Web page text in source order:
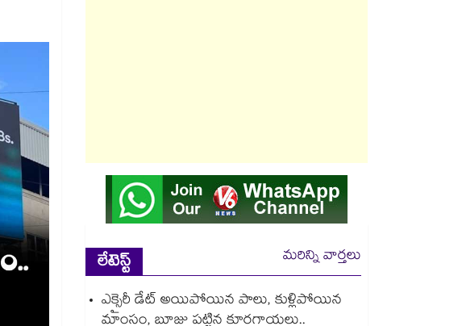
లేటెస్ట్
మరిన్ని వార్తలు
ఎక్సైరీ డేట్ అయిపోయిన పాలు, కుళ్లిపోయిన